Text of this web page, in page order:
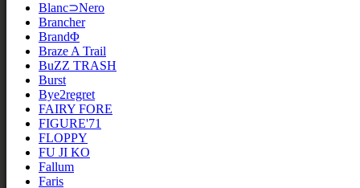
Blanc⊃Nero
Brancher
BrandΦ
Braze A Trail
BuZZ TRASH
Burst
Bye2regret
FAIRY FORE
FIGURE'71
FLOPPY
FU JI KO
Fallum
Faris